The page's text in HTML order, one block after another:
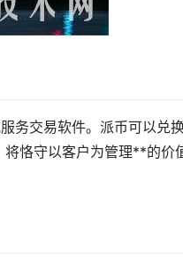
务交易软件。派币可以兑
将恪守以客户为管理**的价